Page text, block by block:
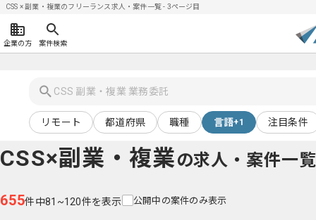
CSS × 副業・複業のフリーランス求人・案件一覧 - 3ページ目
企業の方 案件検索
リモート 都道府県 職種 言語+1 注目条件
CSS×副業・複業の求人・案件一
655件中81~120件を表示 公開中の案件のみ表示